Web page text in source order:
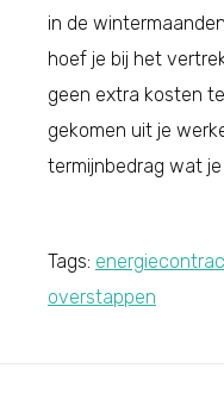
in de
hoef je bij het
geen extra kosten
gekomen uit je
termijnbedrag wat
Tags:
overstappen